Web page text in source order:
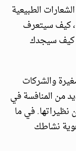
الطبيعية
، كيف سيتعرف
كيف سيجدك
والشركات
من المنافسة في
نظيراتها. في ما
نشاطك